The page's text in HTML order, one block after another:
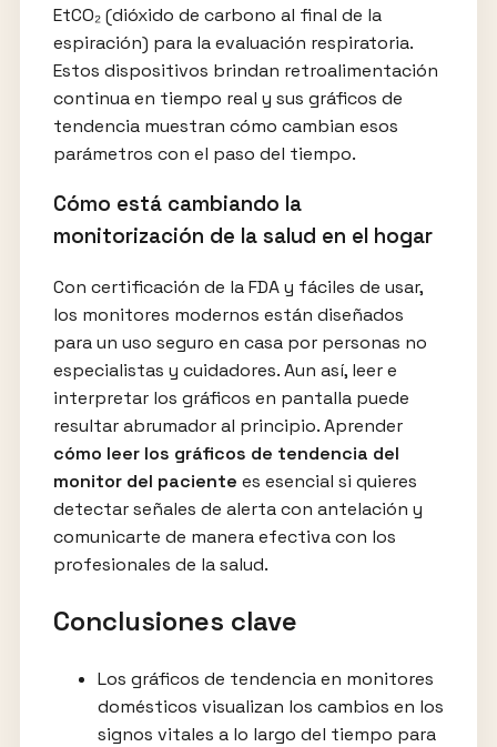
EtCO₂ (dióxido de carbono al final de la
espiración) para la evaluación respiratoria.
Estos dispositivos brindan retroalimentación
continua en tiempo real y sus gráficos de
tendencia muestran cómo cambian esos
parámetros con el paso del tiempo.
Cómo está cambiando la
monitorización de la salud en el hogar
Con certificación de la FDA y fáciles de usar,
los monitores modernos están diseñados
para un uso seguro en casa por personas no
especialistas y cuidadores. Aun así, leer e
interpretar los gráficos en pantalla puede
resultar abrumador al principio. Aprender
cómo leer los gráficos de tendencia del
monitor del paciente es esencial si quieres
detectar señales de alerta con antelación y
comunicarte de manera efectiva con los
profesionales de la salud.
Conclusiones clave
Los gráficos de tendencia en monitores
domésticos visualizan los cambios en los
signos vitales a lo largo del tiempo para